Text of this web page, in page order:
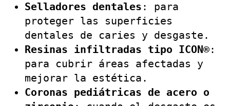
Selladores dentales : para
proteger las superficies
dentales de caries y desgaste.
Resinas infiltradas tipo ICON®:
para cubrir áreas afectadas y
mejorar la estética.
Coronas pediátricas de acero o